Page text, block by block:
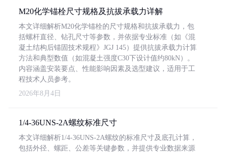
M20化学锚栓尺寸规格及抗拔承载力详解
本文详细解析M20化学锚栓的尺寸规格和抗拔承载力，包
括螺杆直径、钻孔尺寸等参数，并依据专业标准（如《混
凝土结构后锚固技术规程》JGJ 145）提供抗拔承载力计算
方法和典型数值（如混凝土强度C30下设计值约80kN）。
内容涵盖安装要点、性能影响因素及选型建议，适用于工
程技术人员参考。
2026年8月4日
1/4-36UNS-2A螺纹标准尺寸
本文详细解析1/4-36UNS-2A螺纹的标准尺寸及底孔计算，
包括外径、螺距、公差等关键参数，并提供专业数据来源